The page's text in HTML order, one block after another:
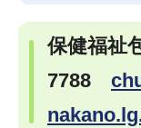
保健福祉
7788